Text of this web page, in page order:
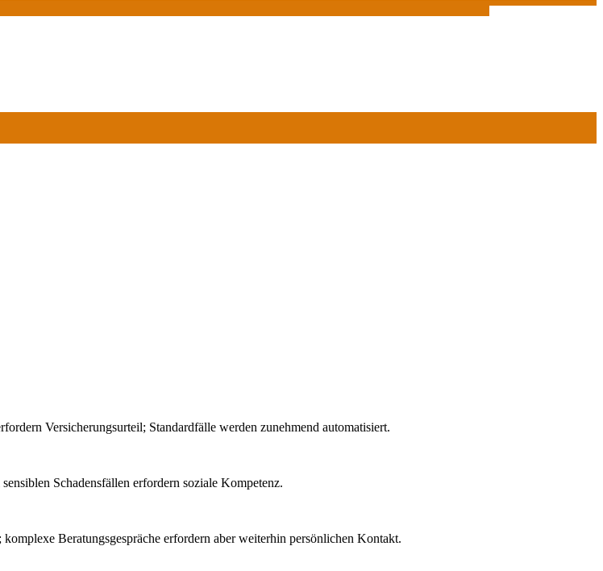
Versicherungsurteil; Standardfälle werden zunehmend automatisiert.
Schadensfällen erfordern soziale Kompetenz.
Beratungsgespräche erfordern aber weiterhin persönlichen Kontakt.